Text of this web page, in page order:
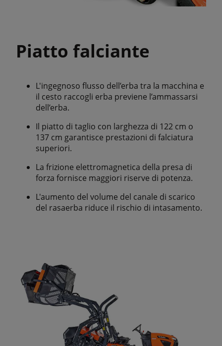
Piatto falciante
L'ingegnoso flusso dell’erba tra la macchina e
il cesto raccogli erba previene l’ammassarsi
dell’erba.
Il piatto di taglio con larghezza di 122 cm o
137 cm garantisce prestazioni di falciatura
superiori.
La frizione elettromagnetica della presa di
forza fornisce maggiori riserve di potenza.
L'aumento del volume del canale di scarico
del rasaerba riduce il rischio di intasamento.